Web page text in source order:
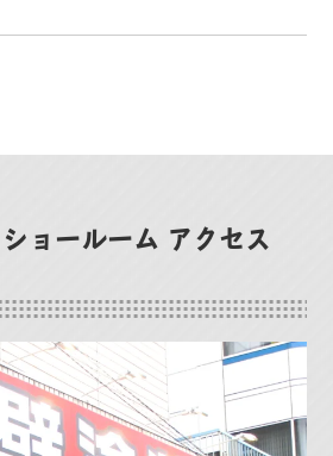
ョールーム アクセス